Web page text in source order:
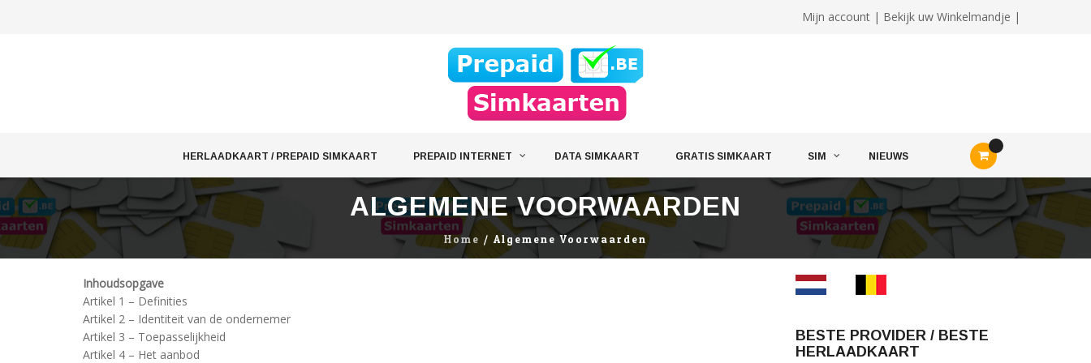
Mijn account | Bekijk uw Winkelmandje |
content
HERLAADKAART / PREPAID SIMKAART PREPAID INTERNET DATA SIMKAART GRATIS SIMKAART SIM NIEUWS
ALGEMENE VOORWAARDEN
Home / Algemene Voorwaarden
Inhoudsopgave
Artikel 1 – Definities
Artikel 2 – Identiteit van de ondernemer
Artikel 3 – Toepasselijkheid
Artikel 4 – Het aanbod
BESTE PROVIDER / BESTE
HERLAADKAART